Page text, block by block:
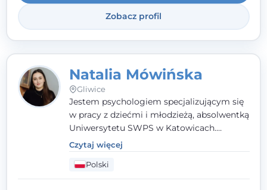
Zobacz profil
Natalia Mówińska
Gliwice
Jestem psychologiem specjalizującym się
w pracy z dziećmi i młodzieżą, absolwentką
Uniwersytetu SWPS w Katowicach.
Prowadzę konsultacje oraz terapię
nastawioną na potrzeby dziecka i jego
rodziny. Najważniejsze jest dla mnie
stworzenie bezpiecznego miejsca, w
Czytaj więcej
Polski